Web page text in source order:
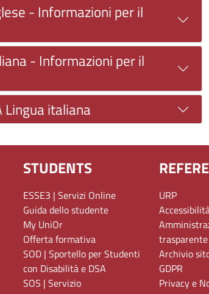
- Informazioni per il
- Informazioni per il
italiana
STUDENTS
ESSE3 | Servizi Online
Guida dello studente
My UniOr
Offerta formativa
SOD | Sportello per Studenti
con Disabilità e DSA
SOS | Servizio
URP
trasparente
Archivio
GDPR
Privacy e